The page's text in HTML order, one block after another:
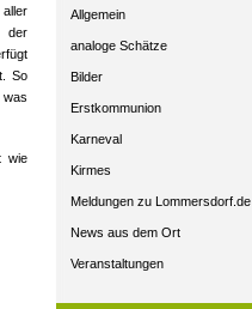
Allgemein
analoge Schätze
Bilder
Erstkommunion
Karneval
Kirmes
Meldungen zu Lommersdorf.de
News aus dem Ort
Veranstaltungen
der
So
was
wie